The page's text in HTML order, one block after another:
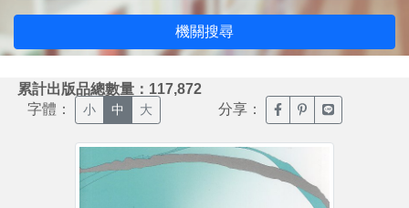
機關搜尋
累計出版品總數量：117,872
字體： 小 中 大 分享： 臉書分享(另開新視窗)
噗浪分享(另開新
Line分享(另